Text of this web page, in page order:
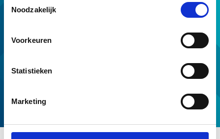
Noodzakelijk
Voorkeuren
Statistieken
Marketing
Hypotheek met NHG
NHG op maat
Service en contact